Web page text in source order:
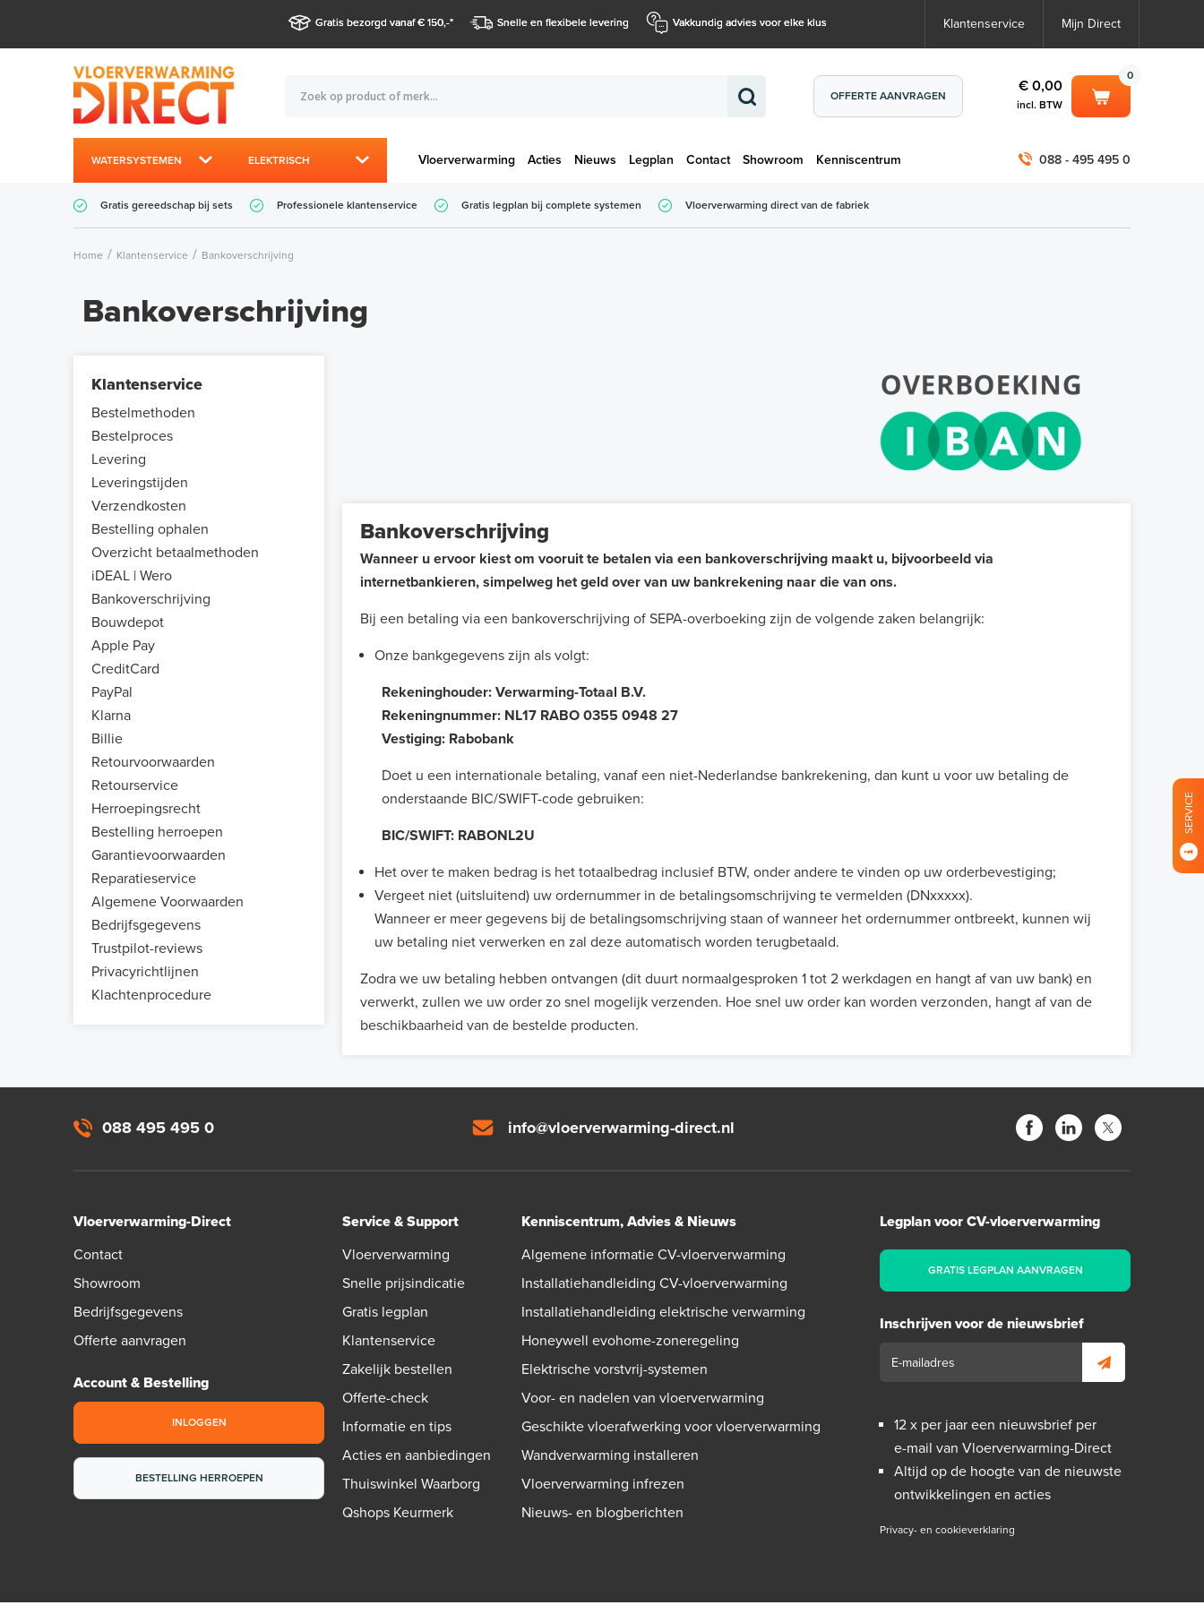
Gratis bezorgd vanaf € 150,-* Snelle en flexibele levering Vakkundig advies voor elke klus Klantenservice Mijn Direct
OFFERTE AANVRAGEN
0
€ 0,00
incl. BTW
WATERSYSTEMEN ELEKTRISCH Vloerverwarming Acties Nieuws Legplan Contact Showroom Kenniscentrum
€ 0,00 088 - 495 495 0
Gratis gereedschap bij sets Professionele klantenservice Gratis legplan bij complete systemen Vloerverwarming direct van de fabriek
Home Klantenservice Bankoverschrijving
Bankoverschrijving
Klantenservice
Bestelmethoden
Bestelproces
Levering
Leveringstijden
Verzendkosten
Bestelling ophalen
Overzicht betaalmethoden
iDEAL | Wero
Bankoverschrijving
Bouwdepot
Apple Pay
CreditCard
PayPal
Klarna
Billie
Retourvoorwaarden
Retourservice
Herroepingsrecht
Bestelling herroepen
Garantievoorwaarden
Reparatieservice
Algemene Voorwaarden
Bedrijfsgegevens
Trustpilot-reviews
Privacyrichtlijnen
Klachtenprocedure
Bankoverschrijving
Wanneer u ervoor kiest om vooruit te betalen via een bankoverschrijving maakt u, bijvoorbeeld via
internetbankieren, simpelweg het geld over van uw bankrekening naar die van ons.
Bij een betaling via een bankoverschrijving of SEPA-overboeking zijn de volgende zaken belangrijk:
Onze bankgegevens zijn als volgt:
Rekeninghouder: Verwarming-Totaal B.V.
Rekeningnummer: NL17 RABO 0355 0948 27
Vestiging: Rabobank
Doet u een internationale betaling, vanaf een niet-Nederlandse bankrekening, dan kunt u voor uw betaling de
onderstaande BIC/SWIFT-code gebruiken:
BIC/SWIFT: RABONL2U
Het over te maken bedrag is het totaalbedrag inclusief BTW, onder andere te vinden op uw orderbevestiging;
Vergeet niet (uitsluitend) uw ordernummer in de betalingsomschrijving te vermelden (DNxxxxx).
Wanneer er meer gegevens bij de betalingsomschrijving staan of wanneer het ordernummer ontbreekt, kunnen wij
uw betaling niet verwerken en zal deze automatisch worden terugbetaald.
Zodra we uw betaling hebben ontvangen (dit duurt normaalgesproken 1 tot 2 werkdagen en hangt af van uw bank) en
verwerkt, zullen we uw order zo snel mogelijk verzenden. Hoe snel uw order kan worden verzonden, hangt af van de
beschikbaarheid van de bestelde producten.
088 495 495 0 info@vloerverwarming-direct.nl
Vloerverwarming-Direct
Contact
Showroom
Bedrijfsgegevens
Offerte aanvragen
Account & Bestelling
INLOGGEN
BESTELLING HERROEPEN
Service & Support
Vloerverwarming
Snelle prijsindicatie
Gratis legplan
Klantenservice
Zakelijk bestellen
Offerte-check
Informatie en tips
Acties en aanbiedingen
Thuiswinkel Waarborg
Qshops Keurmerk
Kenniscentrum, Advies & Nieuws
Algemene informatie CV-vloerverwarming
Installatiehandleiding CV-vloerverwarming
Installatiehandleiding elektrische verwarming
Honeywell evohome-zoneregeling
Elektrische vorstvrij-systemen
Voor- en nadelen van vloerverwarming
Geschikte vloerafwerking voor vloerverwarming
Wandverwarming installeren
Vloerverwarming infrezen
Nieuws- en blogberichten
Legplan voor CV-vloerverwarming
GRATIS LEGPLAN AANVRAGEN
Inschrijven voor de nieuwsbrief
12 x per jaar een nieuwsbrief per
e-mail van Vloerverwarming-Direct
Altijd op de hoogte van de nieuwste
ontwikkelingen en acties
Privacy- en cookieverklaring
SERVICE